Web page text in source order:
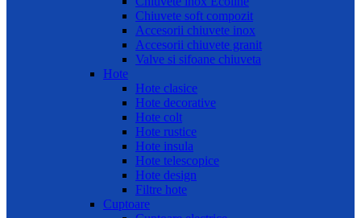
Chiuvete soft compozit
Accesorii chiuvete inox
Accesorii chiuvete granit
Valve si sifoane chiuveta
Hote
Hote clasice
Hote decorative
Hote colt
Hote rustice
Hote insula
Hote telescopice
Hote design
Filtre hote
Cuptoare